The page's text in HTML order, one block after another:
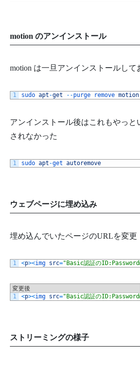
motion のアンインストール
motion は一旦アンインストールして
1 sudo apt -get --purge remove motion
アンインストール後はこれもやっと
されなかった
1 sudo apt -get autoremove
ウェブページに埋め込み
埋め込んでいたページのURLを変更
1 <p><img src="Basic認証の
変更後
1
<p><img src="Basic認証の
ストリーミングの様子